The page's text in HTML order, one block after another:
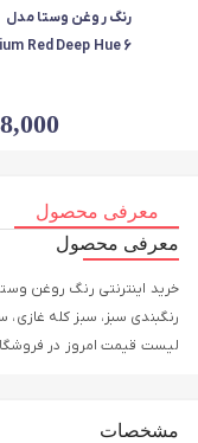
رنگ روغن وستا مدل
Red Deep Hue 6
معرفی محصول
معرفی محصول
رنگبندی سبز، سبز کله
لیست قیمت امروز در
مشخصات